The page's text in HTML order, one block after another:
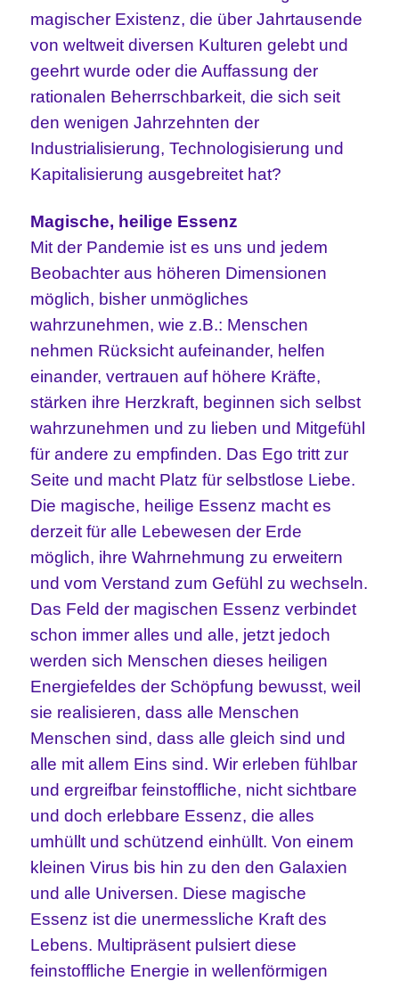
magischer Existenz, die über Jahrtausende
von weltweit diversen Kulturen gelebt und
geehrt wurde oder die Auffassung der
rationalen Beherrschbarkeit, die sich seit
den wenigen Jahrzehnten der
Industrialisierung, Technologisierung und
Kapitalisierung ausgebreitet hat?
Magische, heilige Essenz
Mit der Pandemie ist es uns und jedem
Beobachter aus höheren Dimensionen
möglich, bisher unmögliches
wahrzunehmen, wie z.B.: Menschen
nehmen Rücksicht aufeinander, helfen
einander, vertrauen auf höhere Kräfte,
stärken ihre Herzkraft, beginnen sich selbst
wahrzunehmen und zu lieben und Mitgefühl
für andere zu empfinden. Das Ego tritt zur
Seite und macht Platz für selbstlose Liebe.
Die magische, heilige Essenz macht es
derzeit für alle Lebewesen der Erde
möglich, ihre Wahrnehmung zu erweitern
und vom Verstand zum Gefühl zu wechseln.
Das Feld der magischen Essenz verbindet
schon immer alles und alle, jetzt jedoch
werden sich Menschen dieses heiligen
Energiefeldes der Schöpfung bewusst, weil
sie realisieren, dass alle Menschen
Menschen sind, dass alle gleich sind und
alle mit allem Eins sind. Wir erleben fühlbar
und ergreifbar feinstoffliche, nicht sichtbare
und doch erlebbare Essenz, die alles
umhüllt und schützend einhüllt. Von einem
kleinen Virus bis hin zu den den Galaxien
und alle Universen. Diese magische
Essenz ist die unermessliche Kraft des
Lebens. Multipräsent pulsiert diese
feinstoffliche Energie in wellenförmigen